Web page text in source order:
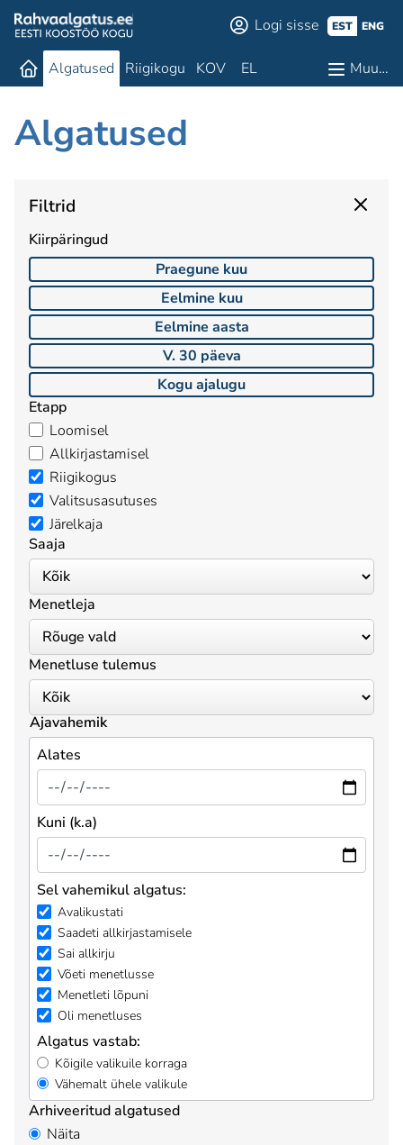
Logi sisse EST ENG
Algatused Riigikogu KOV EL Muu…
Algatused
Filtrid
Kiirpäringud
Praegune kuu
Eelmine kuu
Eelmine aasta
V. 30 päeva
Kogu ajalugu
Etapp
Loomisel
Allkirjastamisel
Riigikogus
Valitsusasutuses
Järelkaja
Saaja
Menetleja
Menetluse tulemus
Ajavahemik
Alates
Kuni (k.a)
Sel vahemikul algatus:
Avalikustati
Saadeti allkirjastamisele
Sai allkirju
Võeti menetlusse
Menetleti lõpuni
Oli menetluses
Algatus vastab:
Kõigile valikuile korraga
Vähemalt ühele valikule
Arhiveeritud algatused
Näita